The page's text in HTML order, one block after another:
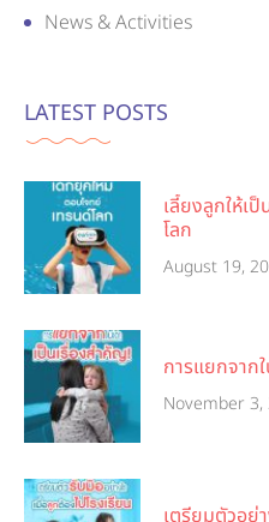
News & Activities
LATEST POSTS
เลี้ยงลูกให้เ
โลก
August 19,
การแยกจาก
November 3,
เตรียมตัวอย่